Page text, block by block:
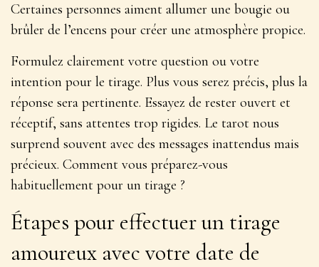
Certaines personnes aiment allumer une bougie ou
brûler de l’encens pour créer une atmosphère propice.
Formulez clairement votre question ou votre
intention pour le tirage. Plus vous serez précis, plus la
réponse sera pertinente. Essayez de rester ouvert et
réceptif, sans attentes trop rigides. Le tarot nous
surprend souvent avec des messages inattendus mais
précieux. Comment vous préparez-vous
habituellement pour un tirage ?
Étapes pour effectuer un tirage
amoureux avec votre date de